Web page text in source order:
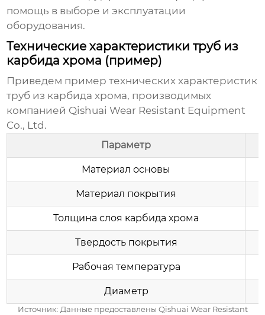
помощь в выборе и эксплуатации
оборудования.
Технические характеристики труб из
карбида хрома (пример)
Приведем пример технических характеристик
труб из карбида хрома, производимых
компанией Qishuai Wear Resistant Equipment
Co., Ltd.
Параметр
Материал основы
Материал покрытия
Толщина слоя карбида хрома
Твердость покрытия
Рабочая температура
Диаметр
Источник: Данные предоставлены Qishuai Wear Resistant